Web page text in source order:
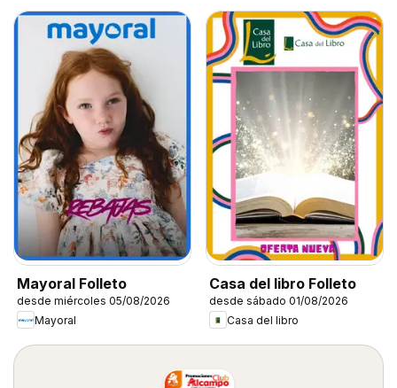
Mayoral Folleto
desde miércoles 05/08/2026
Mayoral
Casa del libro Folleto
desde sábado 01/08/2026
Casa del libro